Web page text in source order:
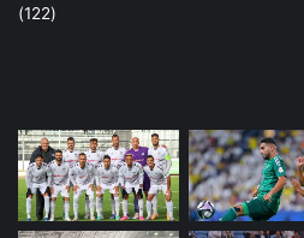
(122)